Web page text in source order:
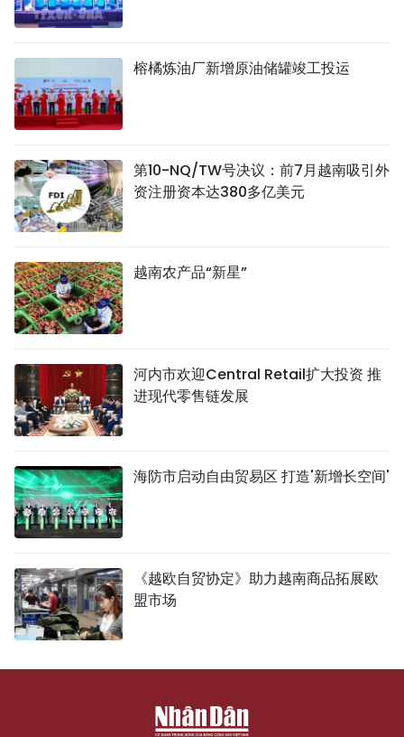
榕橘炼油厂新增原油储罐竣工投运
第10-NQ/TW号决议：前7月越南吸引外
资注册资本达380多亿美元
越南农产品“新星”
河内市欢迎Central Retail扩大投资 推
进现代零售链发展
海防市启动自由贸易区 打造'新增长空间'
《越欧自贸协定》助力越南商品拓展欧
盟市场